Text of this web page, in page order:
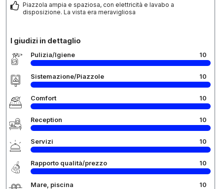
Piazzola ampia e spaziosa, con elettricità e lavabo a
disposizione. La vista era meravigliosa
I giudizi in dettaglio
Pulizia/Igiene 10
Sistemazione/Piazzole 10
Comfort 10
Reception 10
Servizi 10
Rapporto qualità/prezzo 10
Mare, piscina 10